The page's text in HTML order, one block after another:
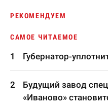
РЕКОМЕНДУЕМ
САМОЕ ЧИТАЕМОЕ
Губернатор-
Будущий завод
«Иваново»